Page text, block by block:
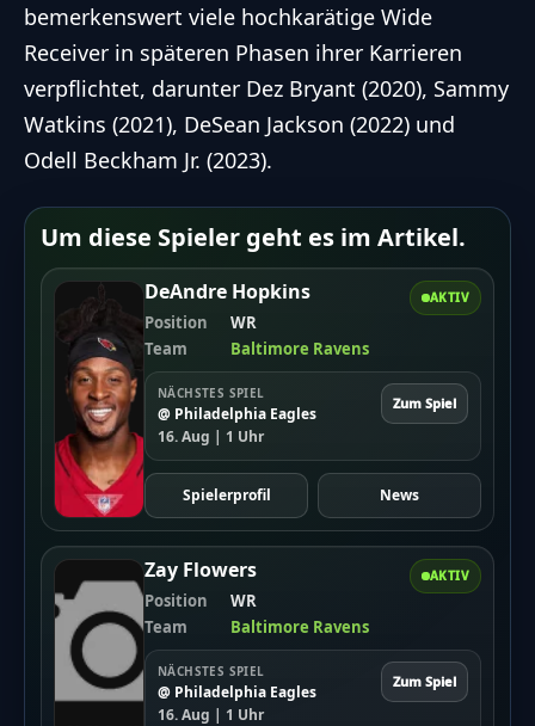
bemerkenswert viele hochkarätige Wide
Receiver in späteren Phasen ihrer Karrieren
verpflichtet, darunter Dez Bryant (2020), Sammy
Watkins (2021), DeSean Jackson (2022) und
Odell Beckham Jr. (2023).
Um diese Spieler geht es im Artikel.
AKTIV
DeAndre Hopkins
Position
WR
Team
Baltimore Ravens
NÄCHSTES SPIEL
@ Philadelphia Eagles
16. Aug | 1 Uhr
Zum Spiel
Spielerprofil News
AKTIV
Zay Flowers
Position
WR
Team
Baltimore Ravens
NÄCHSTES SPIEL
@ Philadelphia Eagles
16. Aug | 1 Uhr
Zum Spiel